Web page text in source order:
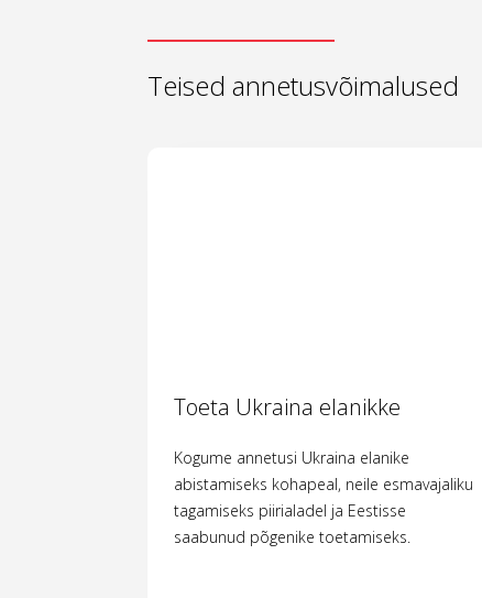
Teised annetusvõimalused
Toeta Ukraina elanikke
Kogume annetusi Ukraina elanike
abistamiseks kohapeal, neile esmavajaliku
tagamiseks piirialadel ja Eestisse
saabunud põgenike toetamiseks.